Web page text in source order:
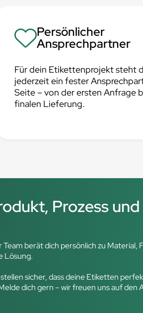
Persönlicher
Ansprechpartner
Für dein Etikettenprojekt steht
jederzeit ein fester
Seite – von der ersten Anfrage
finalen Lieferung.
Prozess und
berät dich persönlich zu Material,
Lösung.
sicher, dass deine Etiketten
dich gern – wir freuen uns auf den